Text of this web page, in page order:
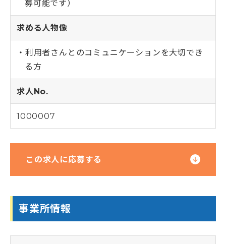
募可能です）
求める人物像
利用者さんとのコミュニケーションを大切でき
る方
求人No.
1000007
この求人に応募する
事業所情報